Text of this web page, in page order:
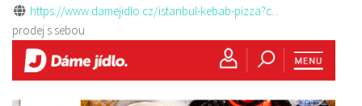
https://www.damejidlo.cz/istanbul-kebab-pizza?c...
prodej s sebou